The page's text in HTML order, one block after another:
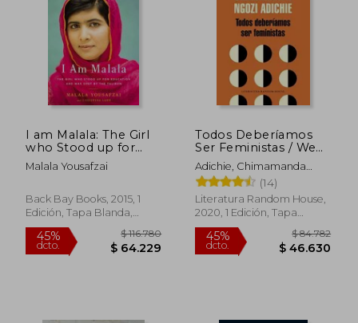
45%
dcto. $ 66.446
30%
dcto.
Rápido
I am Malala: The Girl
who Stood up for
Education and was
Shot by the Taliban
Malala Yousafzai
Back Bay Books, 2015, 1
Edición, Tapa Blanda,
Nuevo
Todos Deberíamos
Ser Feministas / We
Should All Be
Feminists
Adichie, Chimamanda
Ngozi
(14)
Literatura Random House,
2020, 1 Edición, Tapa
Blanda, Nuevo